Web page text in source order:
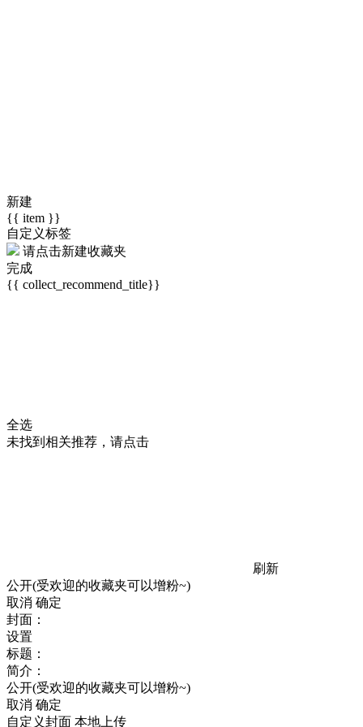
新建
{{ item }}
自定义标签
请点击新建收藏夹
完成
{{ collect_recommend_title}}
全选
未找到相关推荐，请点击
刷新
公开(受欢迎的收藏夹可以增粉~)
取消 确定
封面：
设置
标题：
简介：
公开(受欢迎的收藏夹可以增粉~)
取消 确定
自定义封面 本地上传